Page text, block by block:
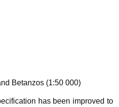
Betanzos (1:50 000)
has been improved to